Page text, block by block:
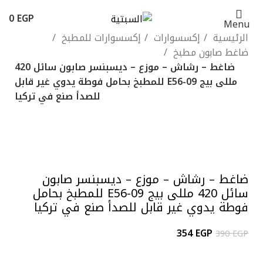
Menu
0EGP
الرئيسية
إكسسوارات
إكسسوارات للمطبخ
ضاغط صابون مطبخ
ضاغط – رشاش – موزع – ديسبنسر صابون سائل 420
مللى بيج 09-E56 للمطبخ بحامل فوطة يدوي غير قابل
للصدأ صنع في تركيا
ضاغط – رشاش – موزع – ديسبنسر صابون
سائل 420 مللى بيج 09-E56 للمطبخ بحامل
فوطة يدوي غير قابل للصدأ صنع في تركيا
390EGP
354EGP